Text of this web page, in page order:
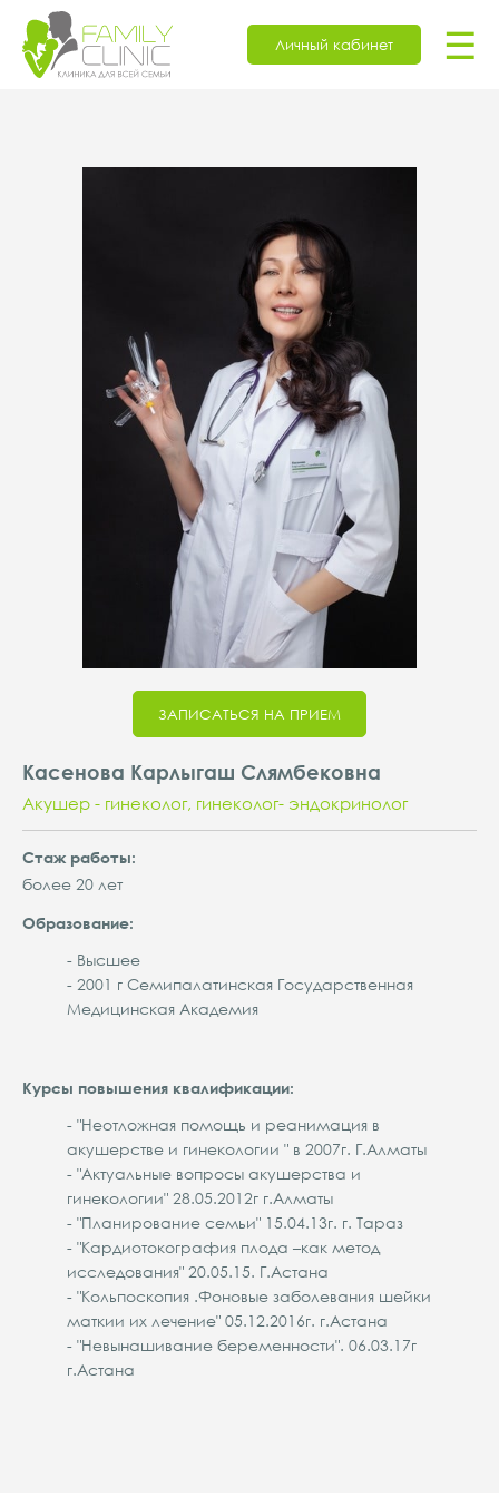
Личный кабинет ☰
ЗАПИСАТЬСЯ НА ПРИЕМ
Касенова Карлыгаш Слямбековна
Акушер - гинеколог, гинеколог- эндокринолог
Cтаж работы:
более 20 лет
Образование:
- Высшее
- 2001 г Семипалатинская Государственная
Медицинская Академия
Курсы повышения квалификации:
- "Неотложная помощь и реанимация в
акушерстве и гинекологии " в 2007г. Г.Алматы
- "Актуальные вопросы акушерства и
гинекологии" 28.05.2012г г.Алматы
- "Планирование семьи" 15.04.13г. г. Тараз
- "Кардиотокография плода –как метод
исследования" 20.05.15. Г.Астана
- "Кольпоскопия .Фоновые заболевания шейки
маткии их лечение" 05.12.2016г. г.Астана
- "Невынашивание беременности". 06.03.17г
г.Астана